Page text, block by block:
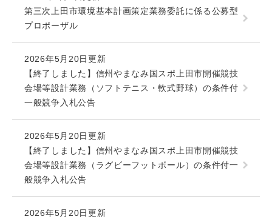
第三次上田市環境基本計画策定業務委託に係る公募型
プロポーザル
2026年5月20日更新
【終了しました】信州やまなみ国スポ上田市開催競技
会場等設計業務（ソフトテニス・軟式野球）の条件付
一般競争入札公告
2026年5月20日更新
【終了しました】信州やまなみ国スポ上田市開催競技
会場等設計業務（ラグビーフットボール）の条件付一
般競争入札公告
2026年5月20日更新